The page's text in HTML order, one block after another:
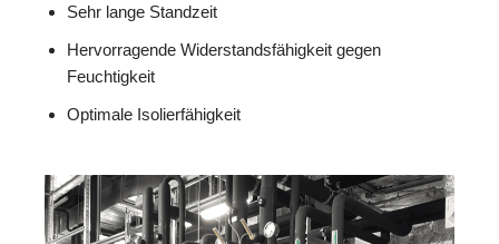
Sehr lange Standzeit
Hervorragende Widerstandsfähigkeit gegen
Feuchtigkeit
Optimale Isolierfähigkeit